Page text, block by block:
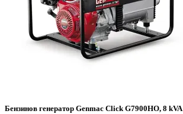
Бензинов генератор Genmac Click G7900HO, 8 kVA